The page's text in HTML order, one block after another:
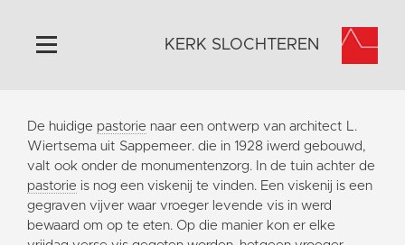
Home
Algemeen
Historie
Omgeving
Activiteiten
KERK SLOCHTEREN
De huidige pastorie naar een ontwerp van architect L.
Wiertsema uit Sappemeer. die in 1928 iwerd gebouwd,
valt ook onder de monumentenzorg. In de tuin achter de
pastorie is nog een viskenij te vinden. Een viskenij is een
gegraven vijver waar vroeger levende vis in werd
bewaard om op te eten. Op die manier kon er elke